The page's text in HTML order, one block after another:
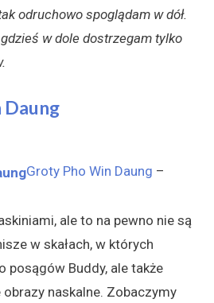
odruchowo spoglądam w dół.
w dole dostrzegam tylko
Groty Pho Win Daung –
ale to na pewno nie są
w skałach, w których
posągów Buddy, ale także
naskalne. Zobaczymy